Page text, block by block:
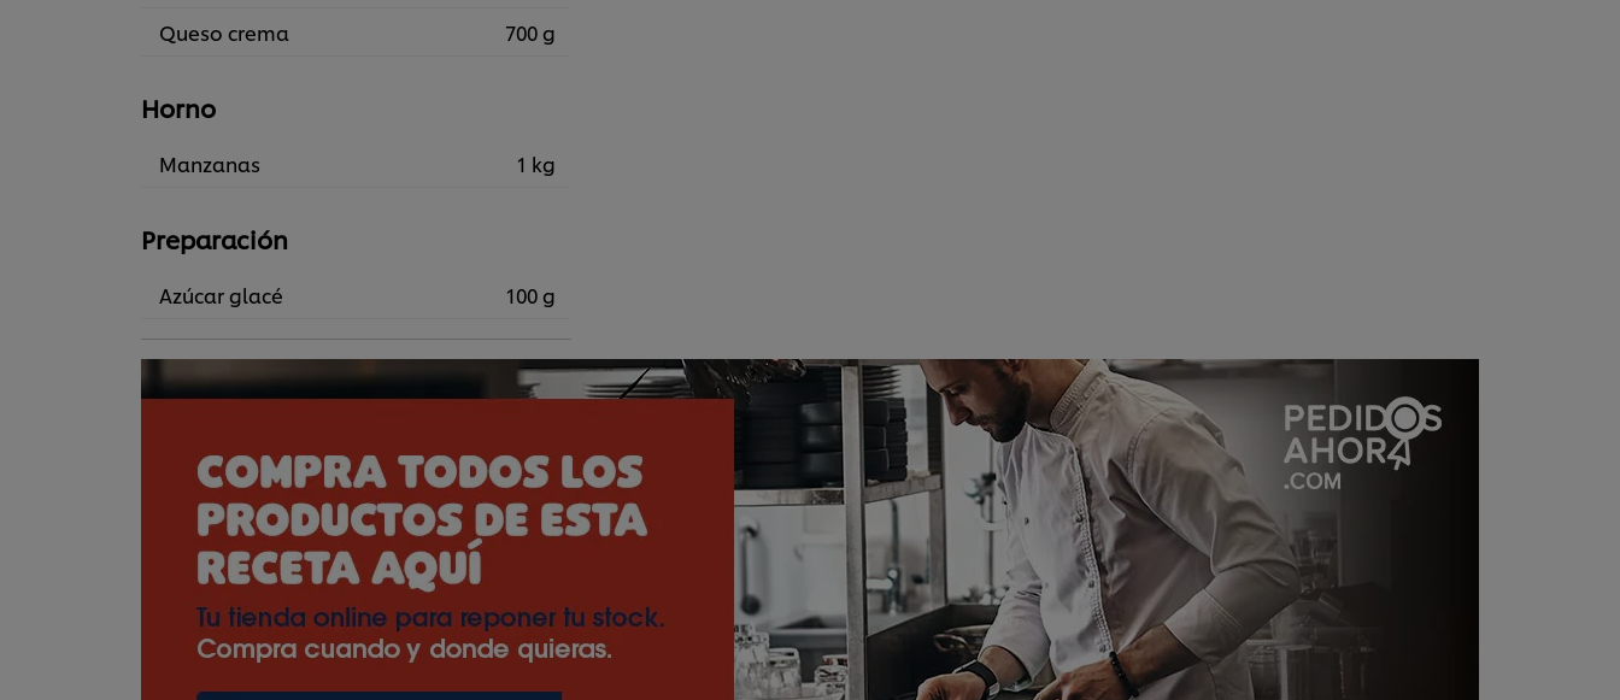
Queso crema
700 g
Horno
Manzanas 1 kg
Preparación
Azúcar glacé 100 g